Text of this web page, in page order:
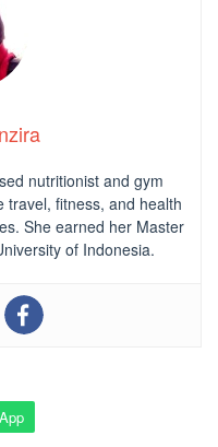
nutritionist and gym
travel, fitness, and health
She earned her Master
of Indonesia.